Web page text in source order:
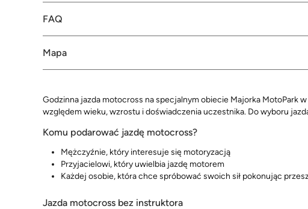
FAQ
Mapa
Godzinna jazda motocross na specjalnym obiecie Majorka MotoPark
względem wieku, wzrostu i doświadczenia uczestnika. Do wyboru
Komu podarować jazdę motocross?
Mężczyźnie, który interesuje się motoryzacją
Przyjacielowi, który uwielbia jazdę motorem
Każdej osobie, która chce spróbować swoich sił pokonując
Jazda motocross bez instruktora